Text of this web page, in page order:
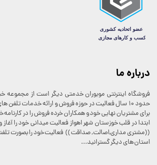
درباره ما
فروشگاه اینترنتی موبوران خدمتی دیگر است از مجموعه
حدود 10 سال فعالیت در حوزه فروش و ارائه خدمات تلفن
برای مشتریان نهایی خود و همکاران خرده فروش را در
ابتدا در قلب خوزستان شهر اهواز فعالیت میدانی خود را
((مشتری مداری,اصالت , صداقت )) فعالیت خود را بصورت
استان های دیگر گسترانید...